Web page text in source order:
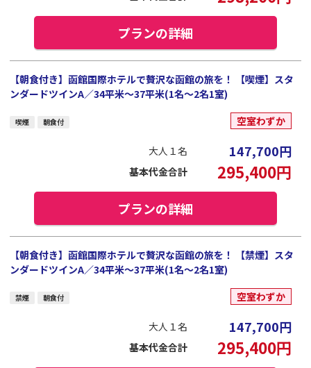
プランの詳細
【朝食付き】函館国際ホテルで贅沢な函館の旅を！ 【喫煙】スタ
ンダードツインA／34平米～37平米(1名～2名1室)
喫煙 朝食付 空室わずか
大人１名 147,700円
基本代金合計 295,400円
プランの詳細
【朝食付き】函館国際ホテルで贅沢な函館の旅を！ 【禁煙】スタ
ンダードツインA／34平米～37平米(1名～2名1室)
禁煙 朝食付 空室わずか
大人１名 147,700円
基本代金合計 295,400円